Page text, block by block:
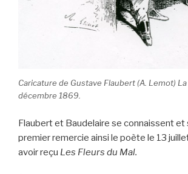
Caricature de Gustave Flaubert (A. Lemot)
décembre 1869.
Flaubert et Baudelaire se connaissent et
premier remercie ainsi le poète le 13
avoir reçu Les Fleurs du Mal.